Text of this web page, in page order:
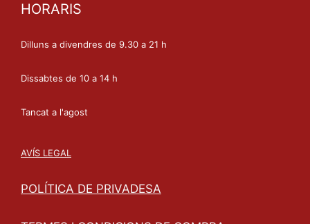
HORARIS
Dilluns a divendres de 9.30 a 21 h
Dissabtes de 10 a 14 h
Tancat a l'agost
AVÍS LEGAL
POLÍTICA DE PRIVADESA